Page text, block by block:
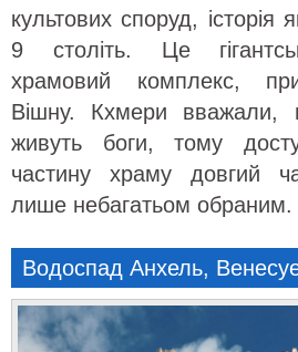
культових споруд, історія
9 століть. Це
храмовий комплекс,
Вішну. Кхмери вважали,
живуть боги, тому
частину храму довгий
лише небагатьом обраним.
Водоспад Анхель,